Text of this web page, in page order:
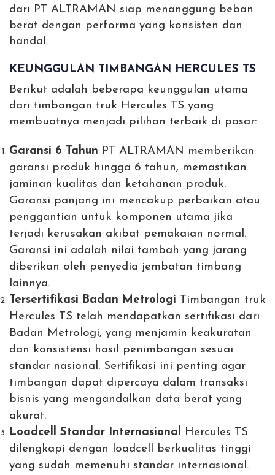
dari PT ALTRAMAN siap menanggung beban
berat dengan performa yang konsisten dan
handal.
KEUNGGULAN TIMBANGAN HERCULES TS
Berikut adalah beberapa keunggulan utama
dari timbangan truk Hercules TS yang
membuatnya menjadi pilihan terbaik di pasar:
Garansi 6 Tahun PT ALTRAMAN memberikan
garansi produk hingga 6 tahun, memastikan
jaminan kualitas dan ketahanan produk.
Garansi panjang ini mencakup perbaikan atau
penggantian untuk komponen utama jika
terjadi kerusakan akibat pemakaian normal.
Garansi ini adalah nilai tambah yang jarang
diberikan oleh penyedia jembatan timbang
lainnya.
Tersertifikasi Badan Metrologi Timbangan truk
Hercules TS telah mendapatkan sertifikasi dari
Badan Metrologi, yang menjamin keakuratan
dan konsistensi hasil penimbangan sesuai
standar nasional. Sertifikasi ini penting agar
timbangan dapat dipercaya dalam transaksi
bisnis yang mengandalkan data berat yang
akurat.
Loadcell Standar Internasional Hercules TS
dilengkapi dengan loadcell berkualitas tinggi
yang sudah memenuhi standar internasional.